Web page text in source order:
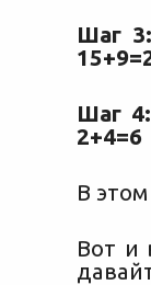
Шаг 3:
Шаг 4:
2+4=6
В
Вот и